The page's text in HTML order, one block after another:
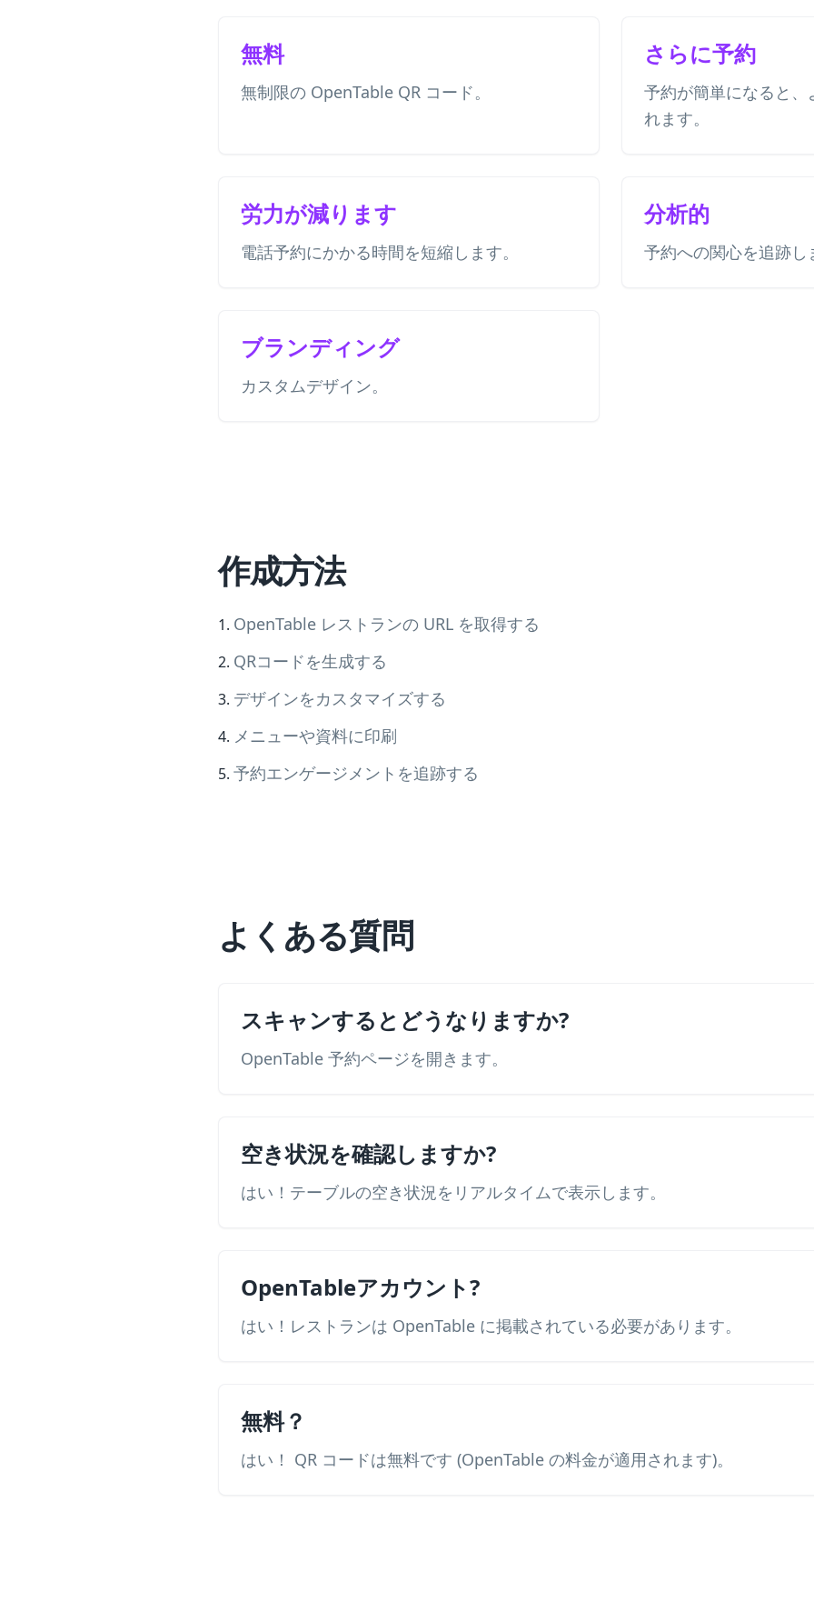
無料
無制限の OpenTable QR コード。
さらに予約
予約が簡単になると
れます。
労力が減ります
電話予約にかかる時間を短縮します。
分析的
予約への関心を追跡し
ブランディング
カスタムデザイン。
作成方法
OpenTable レストランの URL を取得する
QRコードを生成する
デザインをカスタマイズする
メニューや資料に印刷
予約エンゲージメントを追跡する
よくある質問
スキャンするとどうなりますか?
OpenTable 予約ページを開きます。
空き状況を確認しますか?
はい！テーブルの空き状況をリアルタイムで表示します。
OpenTableアカウント?
はい！レストランは OpenTable に掲載されている必要があります。
無料？
はい！ QR コードは無料です (OpenTable の料金が適用されます)。